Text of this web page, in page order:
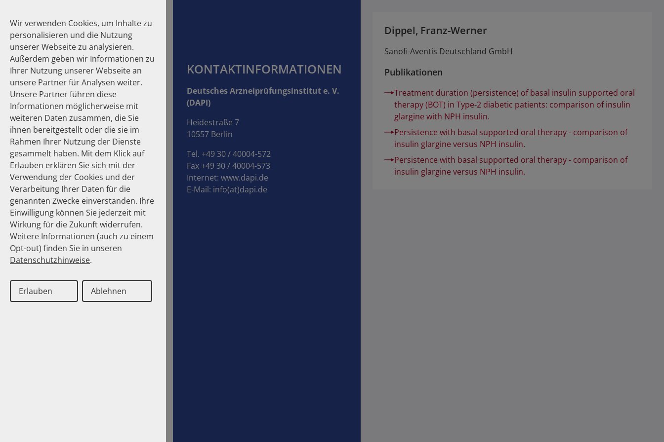
Publikationen
Über die Autoren
KONTAKTINFORMATIONEN
Deutsches Arzneiprüfungsinstitut e. V.
(DAPI)
Heidestraße 7
10557 Berlin
Tel. +49 30 / 40004-572
Fax +49 30 / 40004-573
Internet: www.dapi.de
E-Mail: info(at)dapi.de
Dippel, Franz-Werner
Sanofi-Aventis Deutschland GmbH
Publikationen
Treatment duration (persistence) of basal insulin supported oral
therapy (BOT) in Type-2 diabetic patients: comparison of insulin
glargine with NPH insulin.
Persistence with basal supported oral therapy - comparison of
insulin glargine versus NPH insulin.
Persistence with basal supported oral therapy - comparison of
insulin glargine versus NPH insulin.
Wir verwenden Cookies, um Inhalte zu
personalisieren und die Nutzung
unserer Webseite zu analysieren.
Außerdem geben wir Informationen zu
Ihrer Nutzung unserer Webseite an
unsere Partner für Analysen weiter.
Unsere Partner führen diese
Informationen möglicherweise mit
weiteren Daten zusammen, die Sie
ihnen bereitgestellt oder die sie im
Rahmen Ihrer Nutzung der Dienste
gesammelt haben. Mit dem Klick auf
Erlauben erklären Sie sich mit der
Verwendung der Cookies und der
Verarbeitung Ihrer Daten für die
genannten Zwecke einverstanden. Ihre
Einwilligung können Sie jederzeit mit
Wirkung für die Zukunft widerrufen.
Weitere Informationen (auch zu einem
Opt-out) finden Sie in unseren
Datenschutzhinweise.
Erlauben Ablehnen